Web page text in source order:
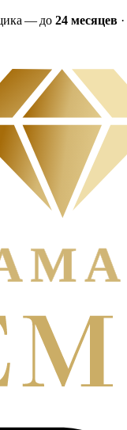
— до 24 месяцев ·